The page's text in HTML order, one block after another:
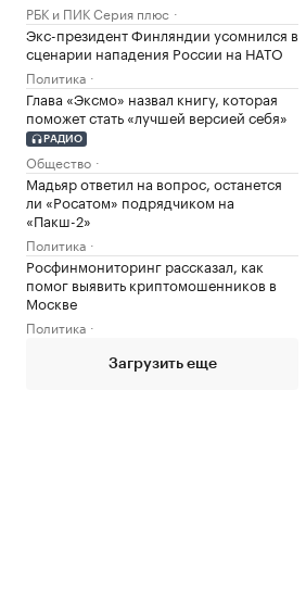
РБК и ПИК Серия плюс
Экс-президент Финляндии усомнился в
сценарии нападения России на НАТО
Политика
Глава «Эксмо» назвал книгу, которая
поможет стать «лучшей версией себя»
РАДИО
Общество
Мадьяр ответил на вопрос, останется
ли «Росатом» подрядчиком на
«Пакш-2»
Политика
Росфинмониторинг рассказал, как
помог выявить криптомошенников в
Москве
Политика
Загрузить еще